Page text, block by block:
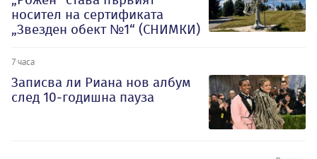
носител на сертификата
„Звезден обект №1“ (СНИМКИ)
7 часа
Записва ли Риана нов албум
след 10-годишна пауза